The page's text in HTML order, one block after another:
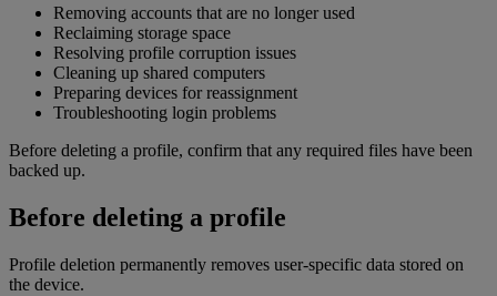
Removing accounts that are no longer used
Reclaiming storage space
Resolving profile corruption issues
Cleaning up shared computers
Preparing devices for reassignment
Troubleshooting login problems
Before deleting a profile, confirm that any required files have been
backed up.
Before deleting a profile
Profile deletion permanently removes user-specific data stored on
the device.